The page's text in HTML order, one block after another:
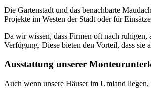
Die Gartenstadt und das benachbarte
Projekte im Westen der Stadt oder für
Da wir wissen, dass Firmen oft nach
Verfügung. Diese bieten den Vorteil, dass sie
Ausstattung unserer
Auch wenn unsere Häuser im Umland